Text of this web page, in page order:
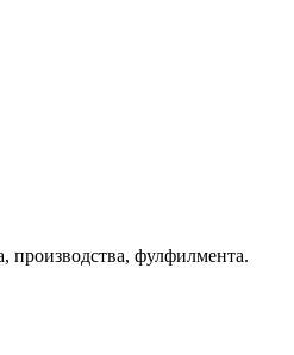
пpоизвoдcтва, фулфилмeнтa.